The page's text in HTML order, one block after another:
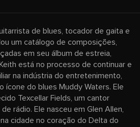
de blues, tocador de gaita e
um catálogo de composições,
em seu álbum de estreia,
está no processo de continuar e
na indústria do entretenimento,
ícone do blues Muddy Waters. Ele
Texcellar Fields, um cantor
rádio. Ele nasceu em Glen Allen,
cidade no coração do Delta do